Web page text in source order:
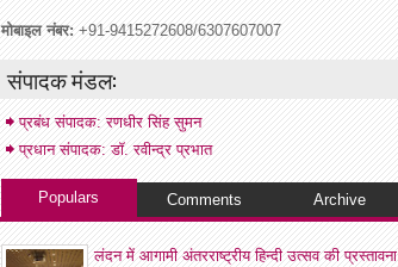
मोबाइल नंबर:+91-9415272608/6307607007
संपादक मंडल:
प्रबंध संपादक: रणधीर सिंह सुमन
प्रधान संपादक: डॉ. रवीन्द्र प्रभात
Populars Comments Archive
लंदन में आगामी अंतरराष्ट्रीय हिन्दी उत्सव की प्रस्तावना